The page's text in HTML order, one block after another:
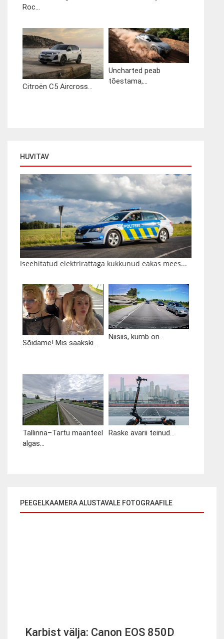
Roc...
Citroën C5 Aircross...
Uncharted peab
tõestama,...
HUVITAV
Iseehitatud elektrirattaga kukkunud eakas mees...
Sõidame! Mis saakski...
Niisiis, kumb on...
Tallinna–Tartu maanteel
algas...
Raske avarii teinud...
PEEGELKAAMERA ALUSTAVALE FOTOGRAAFILE
Karbist välja: Canon EOS 850D